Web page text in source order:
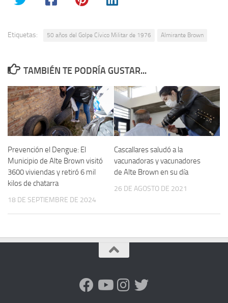
Etiquetas: 50 años del Golpe Cívico Militar de 1976 Almirante Brown
TAMBIÉN TE PODRÍA GUSTAR...
Prevención el Dengue: El
Municipio de Alte Brown visitó
3600 viviendas y retiró 6 mil
kilos de chatarra
18 DE SEPTIEMBRE DE 2024
Cascallares saludó a la
vacunadoras y vacunadores
de Alte Brown en su día
26 DE AGOSTO DE 2021